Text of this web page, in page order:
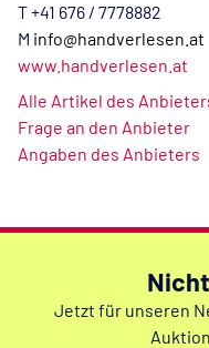
T +41 676 / 7778882
M info@handverlesen.at
www.handverlesen.at
Alle Artikel des
Frage an den Anbieter
Angaben des Anbieters
Jetzt für unseren